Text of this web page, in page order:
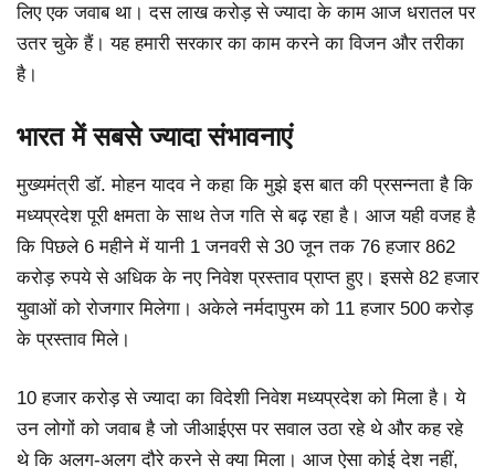
लिए एक जवाब था। दस लाख करोड़ से ज्यादा के काम आज धरातल पर
उतर चुके हैं। यह हमारी सरकार का काम करने का विजन और तरीका
है।
भारत में सबसे ज्यादा संभावनाएं
मुख्यमंत्री डॉ. मोहन यादव ने कहा कि मुझे इस बात की प्रसन्नता है कि
मध्यप्रदेश पूरी क्षमता के साथ तेज गति से बढ़ रहा है। आज यही वजह है
कि पिछले 6 महीने में यानी 1 जनवरी से 30 जून तक 76 हजार 862
करोड़ रुपये से अधिक के नए निवेश प्रस्ताव प्राप्त हुए। इससे 82 हजार
युवाओं को रोजगार मिलेगा। अकेले नर्मदापुरम को 11 हजार 500 करोड़
के प्रस्ताव मिले।
10 हजार करोड़ से ज्यादा का विदेशी निवेश मध्यप्रदेश को मिला है। ये
उन लोगों को जवाब है जो जीआईएस पर सवाल उठा रहे थे और कह रहे
थे कि अलग-अलग दौरे करने से क्या मिला। आज ऐसा कोई देश नहीं,